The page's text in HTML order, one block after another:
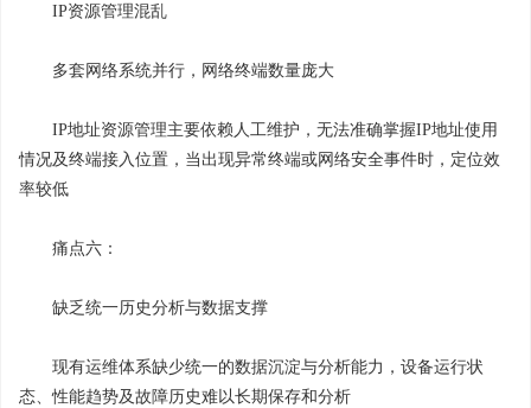
IP资源管理混乱
多套网络系统并行，网络终端数量庞大
IP地址资源管理主要依赖人工维护，无法准确掌握IP地址使用
情况及终端接入位置，当出现异常终端或网络安全事件时，定位效
率较低
痛点六：
缺乏统一历史分析与数据支撑
现有运维体系缺少统一的数据沉淀与分析能力，设备运行状
态、性能趋势及故障历史难以长期保存和分析